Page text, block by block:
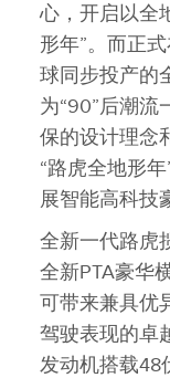
心，开启以全
形年”。而正
球同步投产的
为“90”后潮流
保的设计理念
“路虎全地形
展智能高科技
全新一代路虎
全新PTA豪华
可带来兼具优
驾驶表现的卓
发动机搭载48